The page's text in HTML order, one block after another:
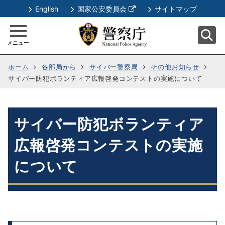
English 国家公安委員会
別
ウ
ィ
ン
ド
ウ
で
サイトマップ
メニュー
ホーム 各部局から サイバー警察局
その他お知らせ
サイバー防犯ボランティア広報啓発コンテストの実施について
サイバー防犯ボランティア
広報啓発コンテストの実施
について